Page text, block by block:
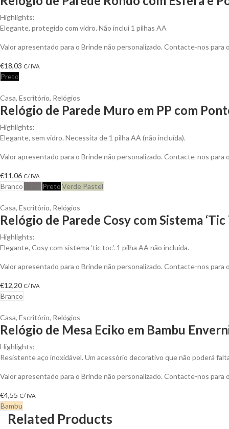
Highlights:
Elegante, protegido com vidro. Não inclui 1 pilhas AA
Valor apresentado para o Brinde não personalizado. Contacte-nos
€18,03 C/ IVA
Preto
Casa, Escritório, Relógios
Relógio de Parede Muro em PP com
Highlights:
Elegante, sem vidro. Necessita de 1 pilha AA (não incluída).
Valor apresentado para o Brinde não personalizado. Contacte-nos
€11,06 C/ IVA
Branco PretoVerde Pastel
Casa, Escritório, Relógios
Relógio de Parede Cosy com Sistema
Highlights:
Elegante, Cosy com sistema ‘tic toc’. 1 pilha AA não incluída.
Valor apresentado para o Brinde não personalizado. Contacte-nos
€12,20 C/ IVA
Branco
Casa, Escritório, Relógios
Relógio de Mesa Eciko em Bambu
Highlights:
Resistente aço inoxidável. Um acessório decorativo que não poderá
Valor apresentado para o Brinde não personalizado. Contacte-nos
€4,55 C/ IVA
Bambu
Related Products